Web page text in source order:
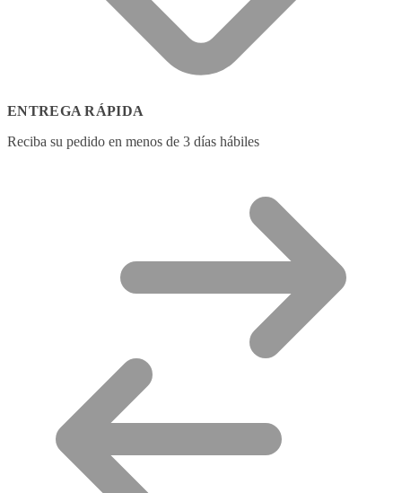
ENTREGA RÁPIDA
Reciba su pedido en menos de 3 días hábiles